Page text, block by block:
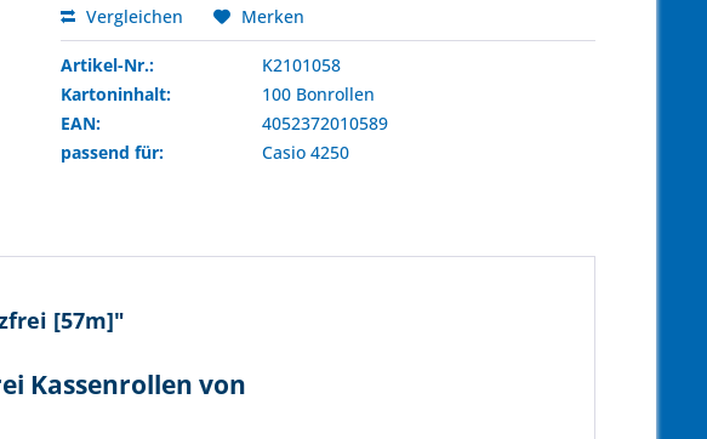
Vergleichen Merken
Artikel-Nr.:
K2101058
Kartoninhalt:
100 Bonrollen
EAN:
4052372010589
passend für:
Casio 4250
[57m]"
Kassenrollen von